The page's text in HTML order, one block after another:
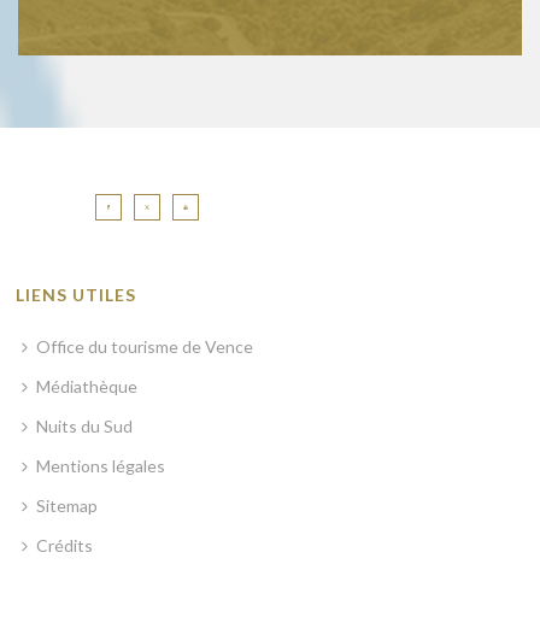
LIENS UTILES
Office du tourisme de Vence
Médiathèque
Nuits du Sud
Mentions légales
Sitemap
Crédits